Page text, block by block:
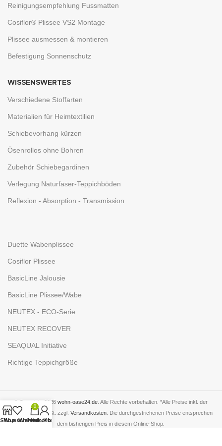
Reinigungsempfehlung Fussmatten
Cosiflor® Plissee VS2 Montage
Plissee ausmessen & montieren
Befestigung Sonnenschutz
WISSENSWERTES
Verschiedene Stoffarten
Materialien für Heimtextilien
Schiebevorhang kürzen
Ösenrollos ohne Bohren
Zubehör Schiebegardinen
Verlegung Naturfaser-Teppichböden
Reflexion - Absorption - Transmission
Duette Wabenplissee
Cosiflor Plissee
BasicLine Jalousie
BasicLine Plissee/Wabe
NEUTEX - ECO-Serie
NEUTEX RECOVER
SEAQUAL Initiative
Richtige Teppichgröße
© Copyright 2026wohn-oase24.de . Alle Rechte vorbehalten. *Alle Preise inkl. der
gesetzlichen MwSt. zzgl. Versandkosten. Die durchgestrichenen Preise entsprechen
dem bisherigen Preis in diesem Online-Shop.
Shop
Wunschliste
0
Warenkorb
Mein Konto